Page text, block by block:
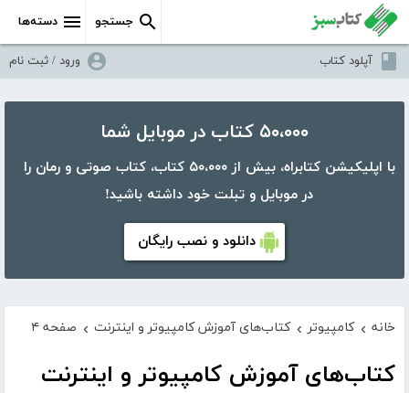
دسته‌ها جستجو
آپلود کتاب ورود / ثبت نام
۵۰،۰۰۰ کتاب در موبایل شما
با اپلیکیشن کتابراه، بیش از ۵۰،۰۰۰ کتاب، کتاب صوتی و رمان را
در موبایل و تبلت خود داشته باشید!
دانلود و نصب رایگان
خانه › کامپیوتر › کتاب‌های آموزش کامپیوتر و اینترنت › صفحه ۴
کتاب‌های آموزش کامپیوتر و اینترنت